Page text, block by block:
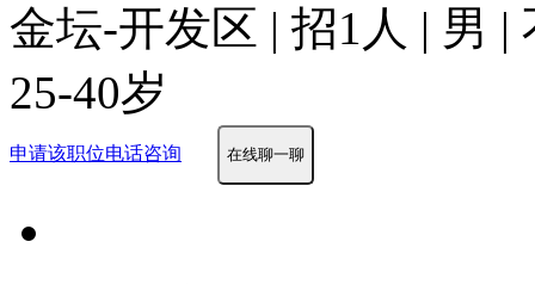
金坛-开发区 | 招1人 | 男
25-40岁
申请该职位电话咨询 在线聊一聊